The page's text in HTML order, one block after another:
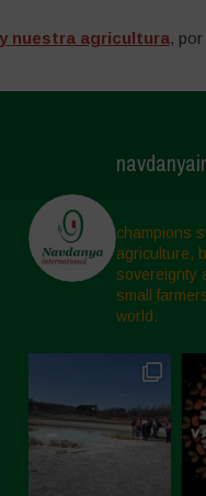
nuestra agricultura, por
champions
agriculture,
sovereignty
small
world.